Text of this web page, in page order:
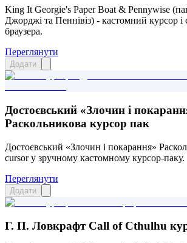
King It Georgie's Paper Boat & Pennywise
Джорджі та Пеннівіз) - кастомний курсор і
браузера.
Переглянути
Додати
Достоєвський «Злочин і
Раскольникова курсор пак
Достоєвський «Злочин і покарання»
cursor у зручному кастомному курсор-паку.
Переглянути
Додати
Г. П. Ловкрафт Call of Cthulhu